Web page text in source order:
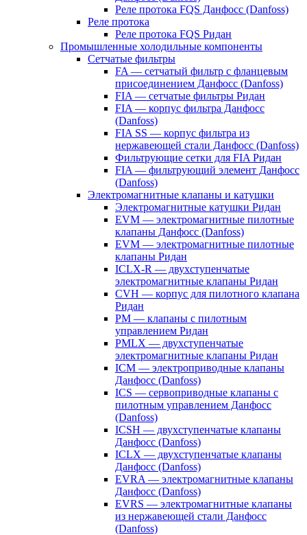
Реле протока FQS Данфосс (Danfoss)
Реле протока
Реле протока FQS Ридан
Промышленные холодильные компоненты
Сетчатые фильтры
FA — сетчатый фильтр с фланцевым
присоединением Данфосс (Danfoss)
FIA — сетчатые фильтры Ридан
FIA — корпус фильтра Данфосс
(Danfoss)
FIA SS — корпус фильтра из
нержавеющей стали Данфосс (Danfoss)
Фильтрующие сетки для FIA Ридан
FIA — фильтрующий элемент Данфосс
(Danfoss)
Электромагнитные клапаны и катушки
Электромагнитные катушки Ридан
EVM — электромагнитные пилотные
клапаны Данфосс (Danfoss)
EVM — электромагнитные пилотные
клапаны Ридан
ICLX-R — двухступенчатые
электромагнитные клапаны Ридан
CVH — корпус для пилотного клапана
Ридан
PM — клапаны с пилотным
управлением Ридан
PMLX — двухступенчатые
электромагнитные клапаны Ридан
ICM — электроприводные клапаны
Данфосс (Danfoss)
ICS — сервоприводные клапаны с
пилотным управлением Данфосс
(Danfoss)
ICSH — двухступенчатые клапаны
Данфосс (Danfoss)
ICLX — двухступенчатые клапаны
Данфосс (Danfoss)
EVRA — электромагнитные клапаны
Данфосс (Danfoss)
EVRS — электромагнитные клапаны
из нержавеющей стали Данфосс
(Danfoss)